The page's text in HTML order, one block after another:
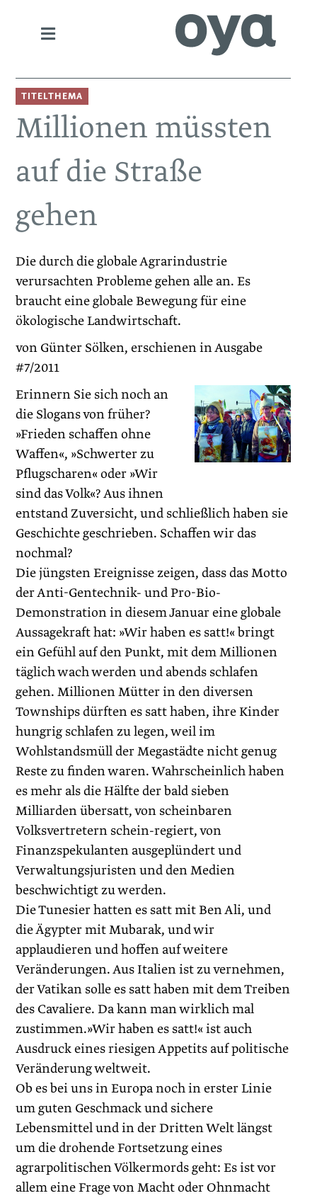
TITELTHEMA
Millionen ­müssten
auf die Straße
gehen
Die durch die globale Agrarindustrie
verursachten ­Pro­bleme gehen alle an. Es
braucht eine globale Bewegung für eine
ökologische Landwirtschaft.
von Günter Sölken, erschienen in Ausgabe
#7/2011
Erinnern Sie sich noch an
die Slogans von früher?
»Frieden schaffen ohne
Waffen«, »Schwerter zu
Pflugscharen« oder »Wir
sind das Volk«? Aus ihnen
entstand Zuversicht, und schließlich haben sie
Geschichte geschrieben. Schaffen wir das
nochmal?
Die jüngsten Ereignisse zeigen, dass das Motto
der Anti-Gentechnik- und Pro-Bio-
Demonstration in diesem Januar eine globale
Aussagekraft hat: »Wir haben es satt!« bringt
ein Gefühl auf den Punkt, mit dem Millionen
täglich wach werden und abends schlafen
gehen. Millionen Mütter in den diversen
Townships dürften es satt haben, ihre Kinder
hungrig schlafen zu legen, weil im
Wohlstandsmüll der Megastädte nicht genug
Reste zu finden waren. Wahrscheinlich haben
es mehr als die Hälfte der bald sieben
Milliarden übersatt, von scheinbaren
Volksvertretern schein-regiert, von
Finanzspekulanten ausgeplündert und
Verwaltungsjuristen und den Medien
beschwichtigt zu werden.
Die Tunesier hatten es satt mit Ben Ali, und
die Ägypter mit Mubarak, und wir
applaudieren und hoffen auf weitere
Veränderungen. Aus Italien ist zu vernehmen,
der Vatikan solle es satt haben mit dem Treiben
des Cavaliere. Da kann man wirklich mal
zustimmen.»Wir haben es satt!« ist auch
Ausdruck eines riesigen Appetits auf politische
Veränderung weltweit.
Ob es bei uns in Europa noch in erster Linie
um guten Geschmack und sichere
Lebensmittel und in der Dritten Welt längst
um die drohende Fortsetzung eines
agrarpolitischen Völkermords geht: Es ist vor
allem eine Frage von Macht oder Ohnmacht